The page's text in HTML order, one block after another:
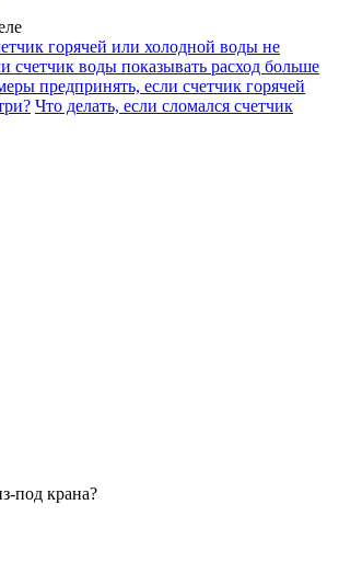
горячей или холодной воды не
счетчик воды показывать расход больше
предпринять, если счетчик горячей
Что делать, если сломался счетчик
под крана?